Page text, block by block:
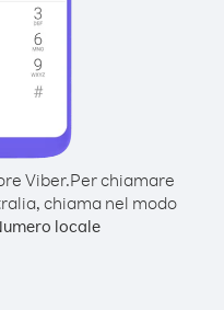
Viber.Per chiamare
chiama nel modo
locale